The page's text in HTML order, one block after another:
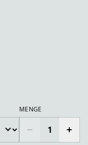
MENGE